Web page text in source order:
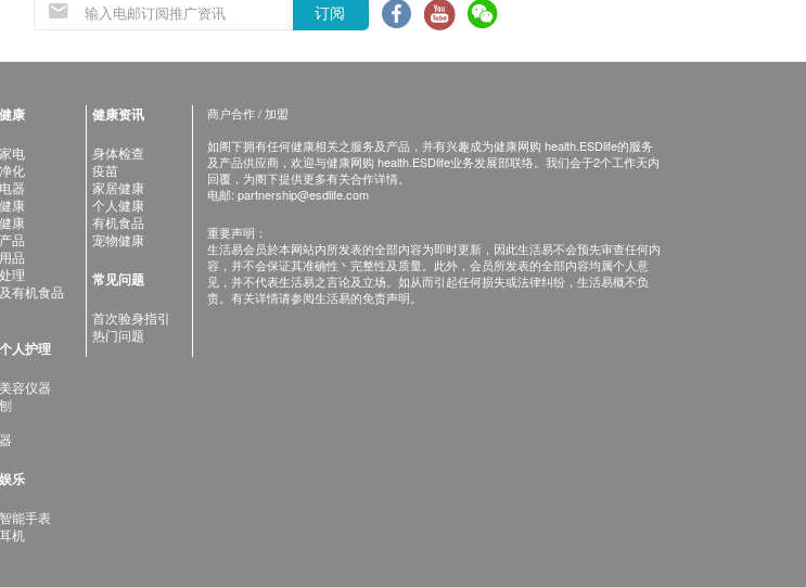
订阅
康
电
化
器
康
康
品
品
理
有机食品
人护理
容仪器
乐
能手表
机
健康资讯
身体检查
疫苗
家居健康
个人健康
有机食品
宠物健康
常见问题
首次验身指引
热门问题
商户合作 / 加盟
如阁下拥有任何健康相关之服务及产品，并有兴趣成为健康网购 health.ESDlife的服务
及产品供应商，欢迎与健康网购 health.ESDlife业务发展部联络。我们会于2个工作天内
回覆，为阁下提供更多有关合作详情。
电邮: partnership@esdlife.com
重要声明：
生活易会员於本网站内所发表的全部内容为即时更新，因此生活易不会预先审查任何内
容，并不会保证其准确性丶完整性及质量。此外，会员所发表的全部内容均属个人意
见，并不代表生活易之言论及立场。如从而引起任何损失或法律纠纷，生活易概不负
责。有关详情请参阅生活易的免责声明。